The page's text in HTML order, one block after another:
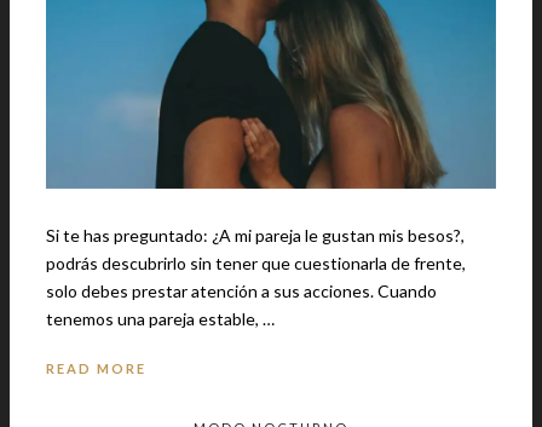
Si te has preguntado: ¿A mi pareja le gustan mis besos?,
podrás descubrirlo sin tener que cuestionarla de frente,
solo debes prestar atención a sus acciones. Cuando
tenemos una pareja estable, …
READ MORE